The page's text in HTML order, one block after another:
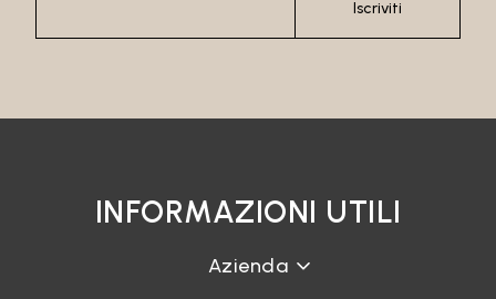
Iscriviti
INFORMAZIONI UTILI
Azienda